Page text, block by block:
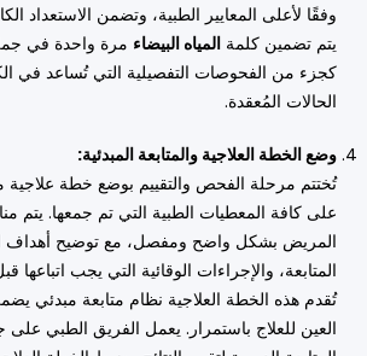
وفقًا لأعلى المعايير الطبية، وتضمن الاستعداد
يتم تضمين كلمة المياه البيضاء مرة واحدة في
كجزء من الفحوصات التفصيلية التي تُساعد
الحالات المُعقدة.
وضع الخطة العلاجية والمتابعة المبدئية:
تُختتم مرحلة الفحص والتقييم بوضع خطة علاجية
على كافة المعطيات الطبية التي تم جمعها. يتم
المريض بشكل واضح ومفصل، مع توضيح أهداف
المتابعة، والإجراءات الوقائية التي يجب اتباعها
تُقدم هذه الخطة العلاجية نظام متابعة مبدئي
العين للعلاج باستمرار. يعمل الفريق الطبي على